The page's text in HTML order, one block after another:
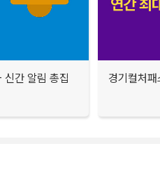
간 알림 총집
경기컬처